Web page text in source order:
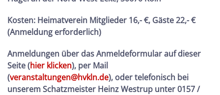
Kosten: Heimatverein Mitglieder 16,- €, Gäste 22,- €
(Anmeldung erforderlich)
Anmeldungen über das Anmeldeformular auf dieser
Seite (hier klicken), per Mail
(veranstaltungen@hvkln.de), oder telefonisch bei
unserem Schatzmeister Heinz Westrup unter 0157 /